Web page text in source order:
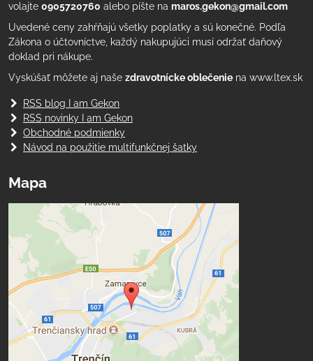
volajte 0905720760 alebo píšte na maros.gekon@gmail.com
Uvedené ceny zahŕňajú všetky poplatky a sú konečné. Podľa
Zákona o účtovníctve, každý nakupujúci musí održať daňový
doklad pri nákupe.
Vyskúšať môžete aj naše zdravotnícke oblečenie na www.ltex.sk
RSS blog I am Gekon
RSS novinky I am Gekon
Obchodné podmienky
Návod na použitie multifunkčnej šatky
Mapa